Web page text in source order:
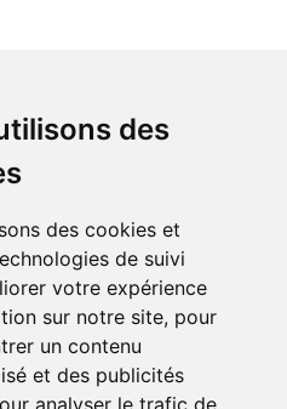
des
des cookies et
de suivi
votre expérience
sur notre site, pour
un contenu
et des publicités
analyser le trafic de